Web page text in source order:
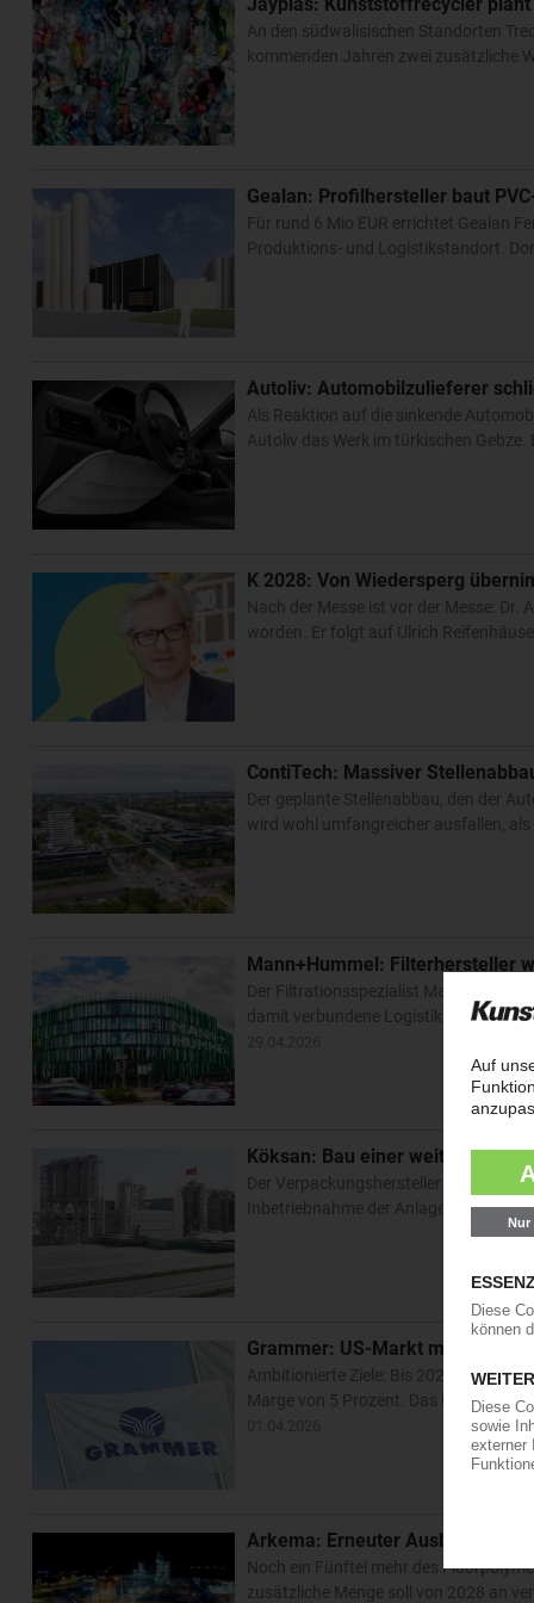
An den südwalisischen Standorten
kommenden Jahren zwei zusätzliche
Gealan: Profilhersteller baut
Für rund 6 Mio EUR errichtet Gealan
Produktions- und Logistikstandort.
Autoliv: Automobilzulieferer
Als Reaktion auf die sinkende
Autoliv das Werk im türkischen
K 2028: Von Wiedersperg
Nach der Messe ist vor der Messe: Dr.
worden. Er folgt auf Ulrich
ContiTech: Massiver
Der geplante Stellenabbau, den der
wird wohl umfangreicher ausfallen,
Mann+Hummel: Filterhersteller
Der Filtrationsspezialist
damit verbundene Logistikaktivitäten
Köksan: Bau einer weiteren
Der Verpackungshersteller Köksan
Inbetriebnahme der Anlage In
Grammer: US-Markt mit
Ambitionierte Ziele: Bis 2028 will der
Marge von 5 Prozent. Das
Arkema: Erneuter Ausbau der
Noch ein Fünftel mehr des
zusätzliche Menge soll von 2028 an